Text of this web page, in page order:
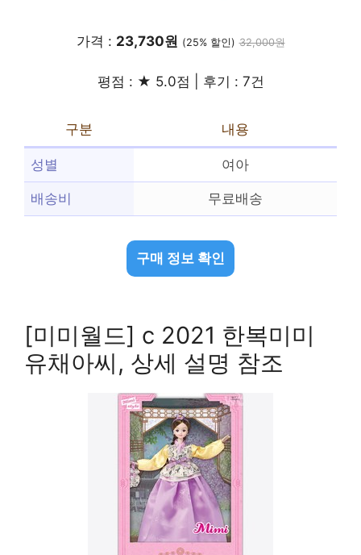
가격 : 23,730원 (25% 할인) 32,000원
평점 : ★ 5.0점 | 후기 : 7건
구분 내용
성별 여아
배송비 무료배송
구매 정보 확인
[미미월드] c 2021 한복미미
유채아씨, 상세 설명 참조